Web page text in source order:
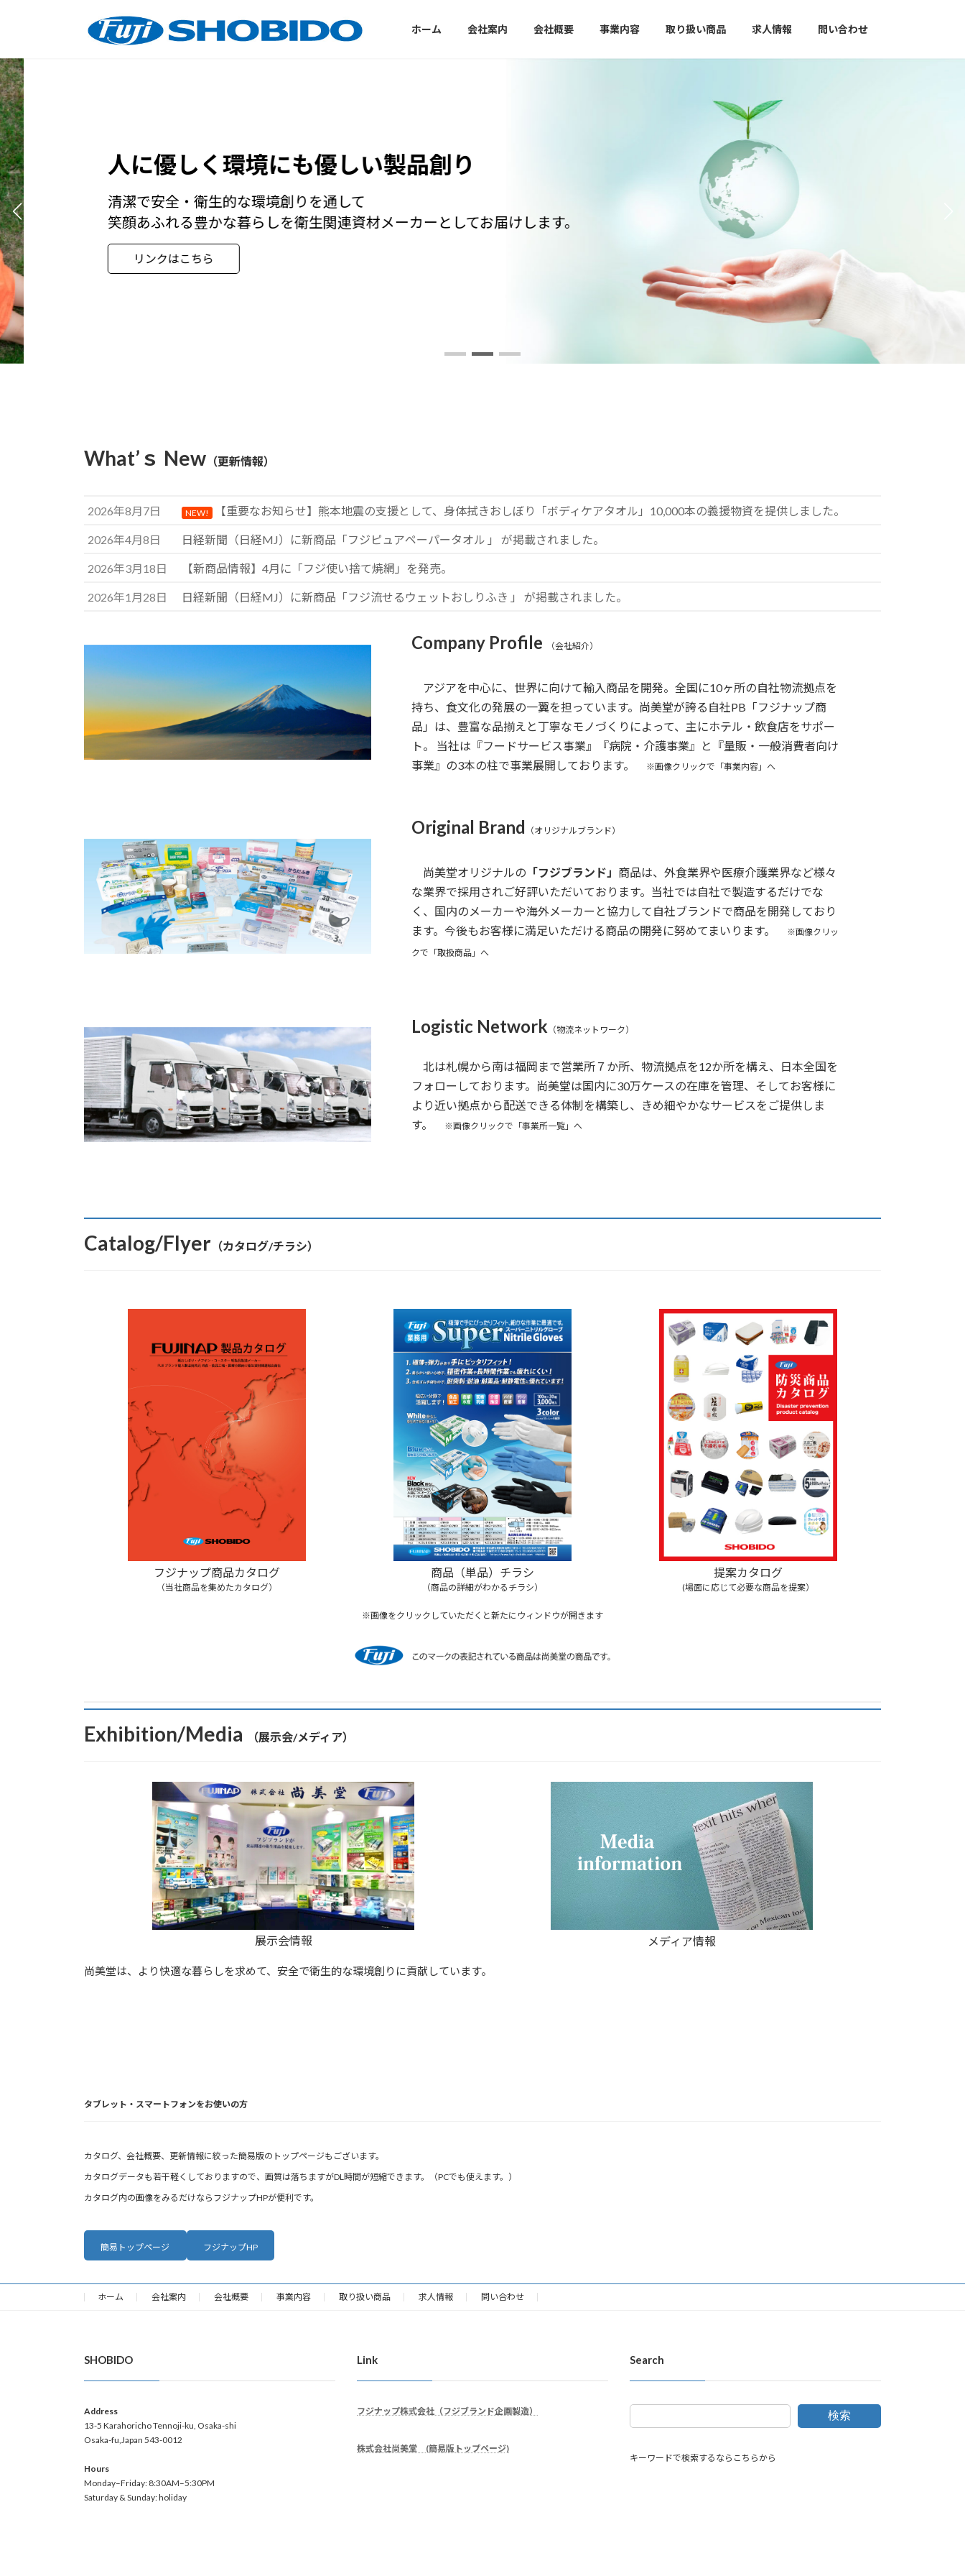
ン
ツ
へ
ス
キ
ッ
プ
ー
シ
ョ
ン
に
移
動
ホーム 会社案内 会社概要 事業内容 取り扱い商品 求人情報 問い合わせ
人に優しく環境にも優しい製品創り
清潔で安全・衛生的な環境創りを通して
笑顔あふれる豊かな暮らしを衛生関連資材メーカーとしてお届けします。
リンクはこちら
What’ｓ New （更新情報）
2026年8月7日 NEW! 【重要なお知らせ】熊本地震の支援として、身体拭きおしぼり「ボディケアタオル」10,000本の義援物資を提供しました。
2026年4月8日 日経新聞（日経MJ）に新商品「フジピュアペーパータオル 」 が掲載されました。
2026年3月18日 【新商品情報】4月に「フジ使い捨て焼網」を発売。
2026年1月28日 日経新聞（日経MJ）に新商品「フジ流せるウェットおしりふき 」 が掲載されました。
Company Profile （会社紹介）
アジアを中心に、世界に向けて輸入商品を開発。全国に10ヶ所の自社物流拠点を
持ち、食文化の発展の一翼を担っています。尚美堂が誇る自社PB「フジナップ商
品」は、豊富な品揃えと丁寧なモノづくりによって、主にホテル・飲食店をサポー
ト。 当社は『フードサービス事業』『病院・介護事業』と『量販・一般消費者向け
事業』の3本の柱で事業展開しております。
※画像クリックで「事業内容」へ
Original Brand （オリジナルブランド）
尚美堂オリジナルの 「フジブランド」 商品は、外食業界や医療介護業界など様々
な業界で採用されご好評いただいております。当社では自社で製造するだけでな
く、国内のメーカーや海外メーカーと協力して自社ブランドで商品を開発しており
ます。今後もお客様に満足いただける商品の開発に努めてまいります。
※画像クリッ
クで「取扱商品」へ
Logistic Network （物流ネットワーク）
北は札幌から南は福岡まで営業所７か所、物流拠点を12か所を構え、日本全国を
フォローしております。尚美堂は国内に30万ケースの在庫を管理、そしてお客様に
より近い拠点から配送できる体制を構築し、きめ細やかなサービスをご提供しま
す。
※画像クリックで「事業所一覧」へ
Catalog/Flyer （カタログ/チラシ）
フジナップ商品カタログ
（当社商品を集めたカタログ）
商品（単品）チラシ
（商品の詳細がわかるチラシ）
提案カタログ
(場面に応じて必要な商品を提案）
※画像をクリックしていただくと新たにウィンドウが開きます
Exhibition/Media （展示会/メディア）
展示会情報 メディア情報
尚美堂は、より快適な暮らしを求めて、安全で衛生的な環境創りに貢献しています。
タブレット・スマートフォンをお使いの方
カタログ、会社概要、更新情報に絞った簡易版のトップページもございます。
カタログデータも若干軽くしておりますので、画質は落ちますがDL時間が短縮できます。（PCでも使えます。）
カタログ内の画像をみるだけならフジナップHPが便利です。
簡易トップページ フジナップHP
ホーム 会社案内 会社概要 事業内容 取り扱い商品 求人情報 問い合わせ
SHOBIDO
Address
13-5 Karahoricho Tennoji-ku, Osaka-shi
Osaka-fu,Japan 543-0012
Hours
Monday–Friday: 8:30AM–5:30PM
Saturday & Sunday: holiday
Link
フジナップ株式会社（フジブランド企画製造）
株式会社尚美堂 (簡易版トップページ)
Search
検索
キーワードで検索するならこちらから